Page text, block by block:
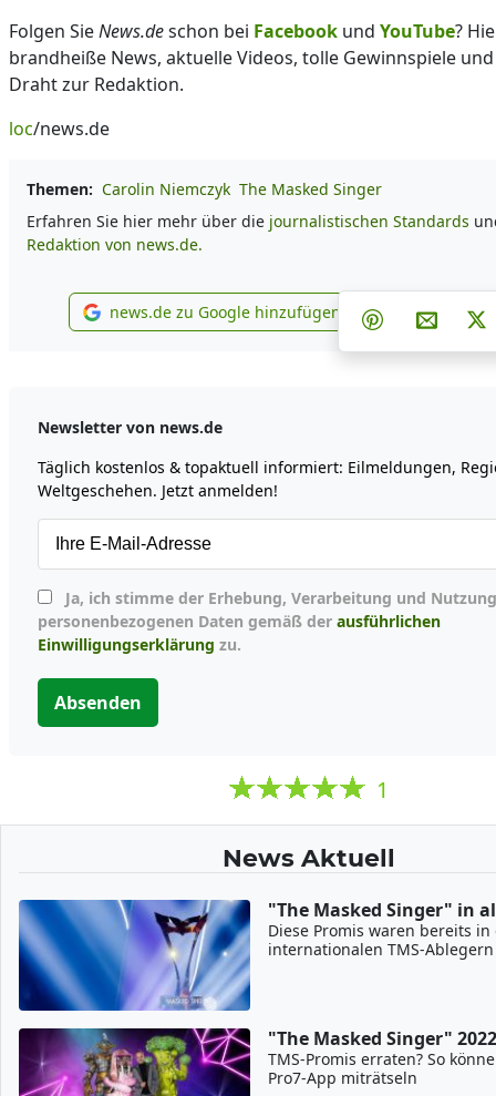
Folgen SieNews.deschon bei Facebook und YouTube?
brandheiße News, aktuelle Videos, tolle Gewinnspiele
Draht zur Redaktion.
loc/news.de
Themen: Carolin Niemczyk The Masked Singer
Erfahren Sie hier mehr über die journalistischen Standards
Redaktion von news.de.
news.de zu Google hinzufügen
news.de zu Google hinzufügen Teilen auf
Teilen aufPer E-
Newsletter von news.de
Täglich kostenlos & topaktuell informiert: Eilmeldungen,
Weltgeschehen. Jetzt anmelden!
personenbezogenen Daten gemäß der ausführlichen
Einwilligungserklärung zu.
Absenden
1
News Aktuell
"The Masked Singer" in
Diese Promis waren bereits in
internationalen TMS-
"The Masked Singer" 2022
TMS-Promis erraten? So
Pro7-App miträtseln